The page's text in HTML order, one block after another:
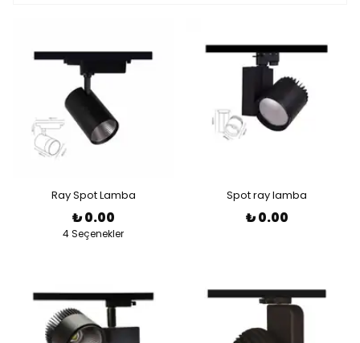
Ray Spot Lamba
₺ 0.00
4 Seçenekler
Spot ray lamba
₺ 0.00